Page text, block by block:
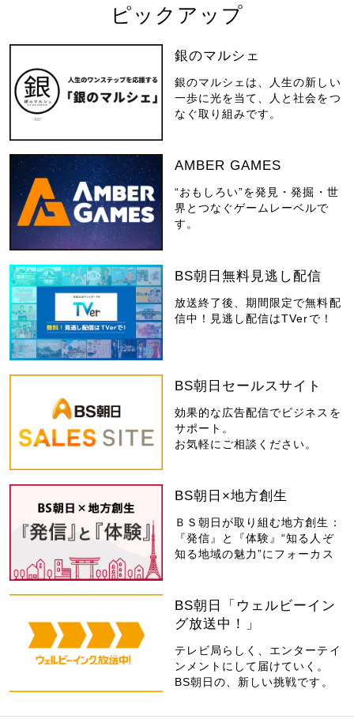
ピックアップ
銀のマルシェ
銀のマルシェは、人生の新しい
一歩に光を当て、人と社会をつ
なぐ取り組みです。
AMBER GAMES
“おもしろい”を発見・発掘・世
界とつなぐゲームレーベルで
す。
BS朝日無料見逃し配信
放送終了後、期間限定で無料配
信中！見逃し配信はTVerで！
BS朝日セールスサイト
効果的な広告配信でビジネスを
サポート。
お気軽にご相談ください。
BS朝日×地方創生
ＢＳ朝日が取り組む地方創生：
『発信』と『体験』“知る人ぞ
知る地域の魅力”にフォーカス
BS朝日「ウェルビーイン
グ放送中！」
テレビ局らしく、エンターテイ
ンメントにして届けていく。
BS朝日の、新しい挑戦です。